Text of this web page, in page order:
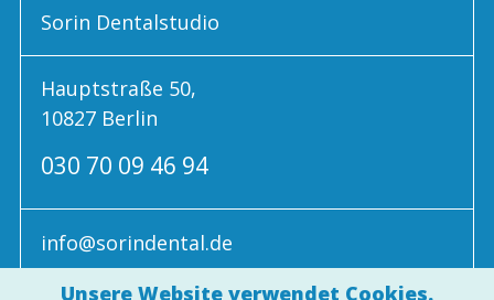
Sorin Dentalstudio
030 70 09 46 94
Hauptstraße 50,
10827 Berlin
info@sorindental.de
Unsere Website verwendet Cookies.